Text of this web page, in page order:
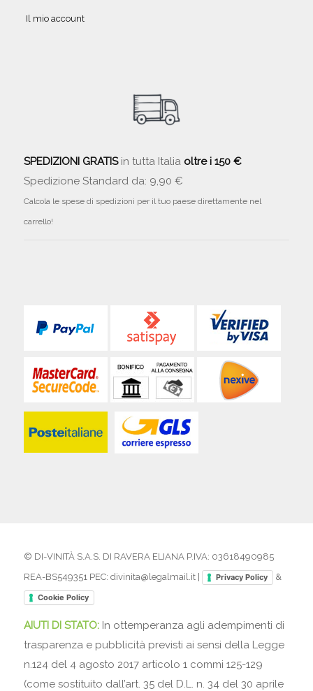
Il mio account
SPEDIZIONI GRATISin tutta Italia oltre i 150 €
Spedizione Standard da: 9,90 €
Calcola le spese di spedizioni per il tuo paese direttamente nel
carrello!
© DI-VINITÀ S.A.S. DI RAVERA ELIANA P.IVA: 03618490985
REA-BS549351 PEC: divinita@legalmail.it |
Privacy Policy &
Cookie Policy
AIUTI DI STATO: In ottemperanza agli adempimenti di
trasparenza e pubblicità previsti ai sensi della Legge
n.124 del 4 agosto 2017 articolo 1 commi 125-129
(come sostituito dall’art. 35 del D.L. n. 34 del 30 aprile